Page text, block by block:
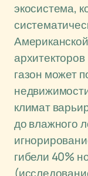
экосистема,
газон может
климат
до влажного
гибели 40%